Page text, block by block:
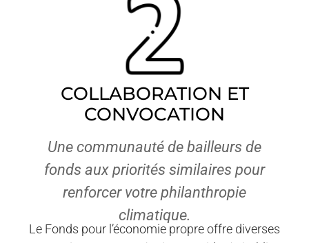
COLLABORATION ET
CONVOCATION
Une communauté de bailleurs de
fonds aux priorités similaires pour
renforcer votre philanthropie
climatique.
Le Fonds pour l’économie propre offre diverses